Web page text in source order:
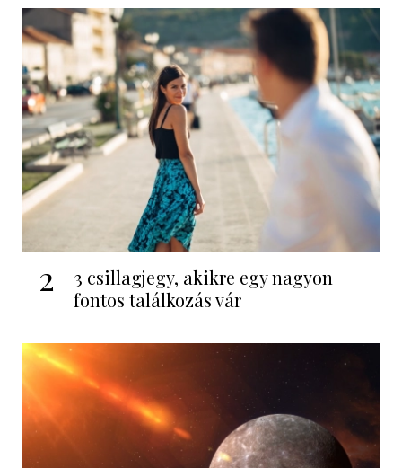
2
3 csillagjegy, akikre egy nagyon
fontos találkozás vár